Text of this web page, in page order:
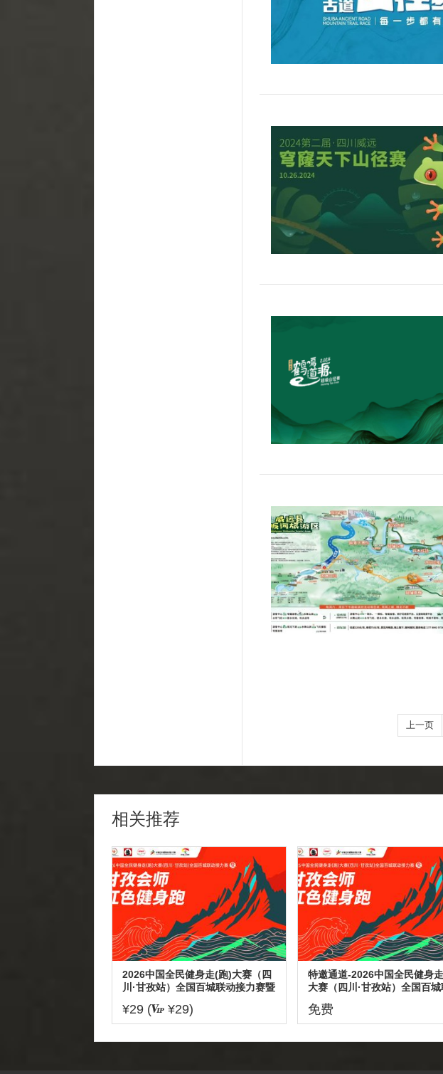
上一页
相关推荐
2026中国全民健身走(跑)大赛（四
川·甘孜站）全国百城联动接力赛暨
¥29 ( ¥29)
特邀通道-2026中国全民健身
大赛（四川·甘孜站）全国百
免费